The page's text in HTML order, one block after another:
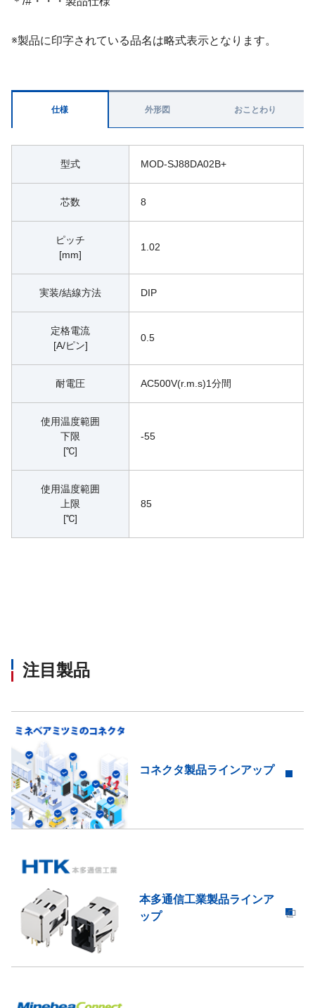
※製品に印字されている品名は略式表示となります。
仕様
型式 MOD-SJ88DA02B+
芯数 8
ピッチ
[mm]
1.02
実装/結線方法 DIP
定格電流
[A/ピン]
0.5
耐電圧 AC500V(r.m.s)1分間
使用温度範囲
下限
[℃]
-55
使用温度範囲
上限
[℃]
85
外形図 おことわり
注目製品
コネクタ製品ラインアップ
本多通信工業製品ラインア
ップ